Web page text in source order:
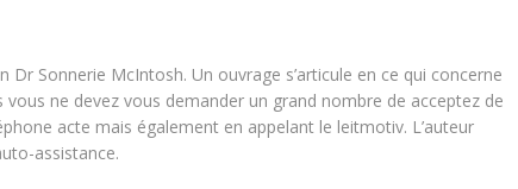
Sonnerie McIntosh. Un ouvrage s’articule en ce qui concerne
ne devez vous demander un grand nombre de acceptez de
acte mais également en appelant le leitmotiv. L’auteur
assistance.